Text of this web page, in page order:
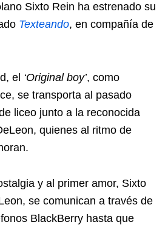
Sixto Rein ha estrenado su
Texteando, en compañía de
el ‘Original boy’, como
se transporta al pasado
liceo junto a la reconocida
quienes al ritmo de
y al primer amor, Sixto
se comunican a través de
BlackBerry hasta que